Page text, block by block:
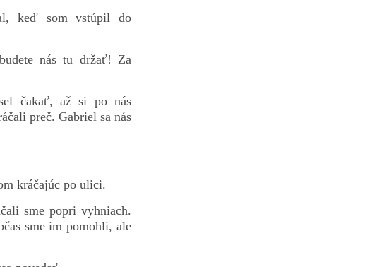
keď som vstúpil do
nás tu držať! Za
čakať, až si po nás
preč. Gabriel sa nás
kráčajúc po ulici.
sme popri vyhniach.
sme im pomohli, ale